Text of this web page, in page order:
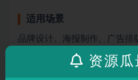
适用场景
品牌设计、海报制作、广告排
需要独特视觉效果的场景。
资源瓜